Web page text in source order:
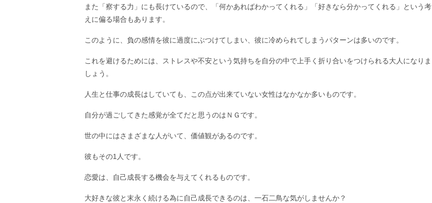
また「察する力」にも長けているので、「何かあればわかってくれる」「好きなら分かってくれる」という考
えに偏る場合もあります。
このように、負の感情を彼に過度にぶつけてしまい、彼に冷められてしまうパターンは多いのです。
これを避けるためには、ストレスや不安という気持ちを自分の中で上手く折り合いをつけられる大人になりま
しょう。
人生と仕事の成長はしていても、この点が出来ていない女性はなかなか多いものです。
自分が過ごしてきた感覚が全てだと思うのはＮＧです。
世の中にはさまざまな人がいて、価値観があるのです。
彼もその1人です。
恋愛は、自己成長する機会を与えてくれるものです。
大好きな彼と末永く続ける為に自己成長できるのは、一石二鳥な気がしませんか？